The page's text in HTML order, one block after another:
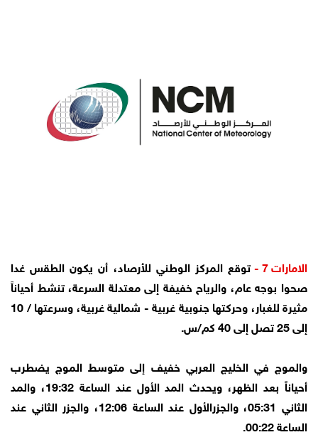
الامارات 7 -
توقع المركز الوطني للأرصاد، أن يكون الطقس غدا
صحوا بوجه عام، والرياح خفيفة إلى معتدلة السرعة، تنشط أحياناً
مثيرة للغبار، وحركتها جنوبية غربية - شمالية غربية، وسرعتها / 10
إلى 25 تصل إلى 40 كم/س.
والموج في الخليج العربي خفيف إلى متوسط الموج يضطرب
أحياناً بعد الظهر، ويحدث المد الأول عند الساعة 19:32، والمد
الثاني 05:31، والجزرالأول عند الساعة 12:06، والجزر الثاني عند
الساعة 00:22.